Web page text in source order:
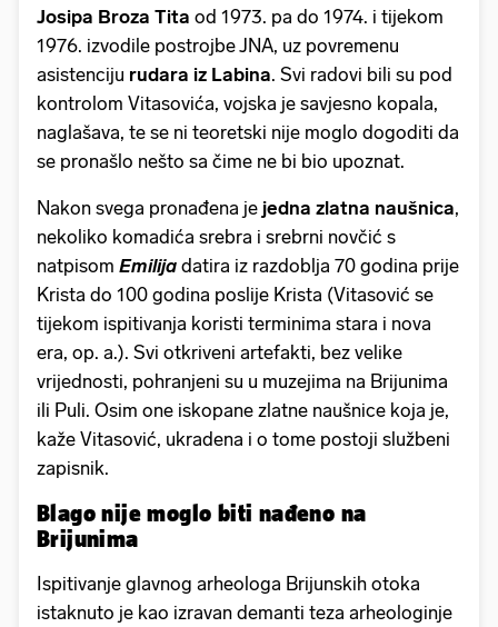
Josipa Broza Tita od 1973. pa do 1974. i tijekom
1976. izvodile postrojbe JNA, uz povremenu
asistenciju rudara iz Labina. Svi radovi bili su pod
kontrolom Vitasovića, vojska je savjesno kopala,
naglašava, te se ni teoretski nije moglo dogoditi da
se pronašlo nešto sa čime ne bi bio upoznat.
Nakon svega pronađena je jedna zlatna naušnica,
nekoliko komadića srebra i srebrni novčić s
natpisom Emilija datira iz razdoblja 70 godina prije
Krista do 100 godina poslije Krista (Vitasović se
tijekom ispitivanja koristi terminima stara i nova
era, op. a.). Svi otkriveni artefakti, bez velike
vrijednosti, pohranjeni su u muzejima na Brijunima
ili Puli. Osim one iskopane zlatne naušnice koja je,
kaže Vitasović, ukradena i o tome postoji službeni
zapisnik.
Blago nije moglo biti nađeno na
Brijunima
Ispitivanje glavnog arheologa Brijunskih otoka
istaknuto je kao izravan demanti teza arheologinje